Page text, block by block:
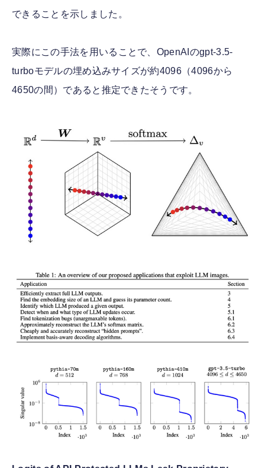
できることを示しました。
実際にこの手法を用いることで、OpenAIのgpt-3.5-
turboモデルの埋め込みサイズが約4096（4096から
4650の間）であると推定できたそうです。